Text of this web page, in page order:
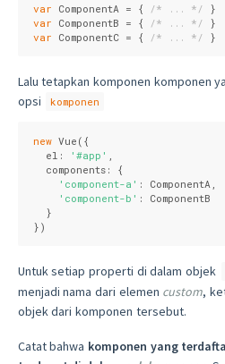
var ComponentA = { /* ... */
var ComponentB = { /* ... */
var ComponentC = { /* ... */ }
Lalu tetapkan komponen komponen
opsi
komponen
new Vue({
el : '#app'
components : {
'component-a' : ComponentA,
'component-b' : ComponentB
  }
})
Untuk setiap properti di dalam objek
menjadi nama dari elemen custom,
objek dari komponen tersebut.
Catat bahwa komponen yang